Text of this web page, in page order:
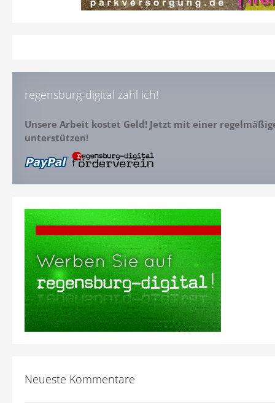
regensburg-digital zahl ich!
Unsere Arbeit kostet Geld! Jetzt mit einer
unterstützen!
Neueste Kommentare